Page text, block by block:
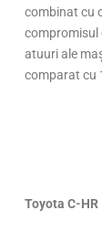
combinat cu
compromisul
atuuri ale
comparat cu
Toyota C-